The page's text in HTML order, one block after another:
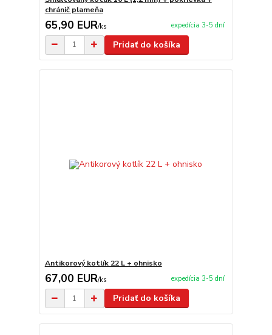
chránič plameňa
65,90 EUR/ks expedícia 3-5 dní
Pridať do košíka
Antikorový kotlík 22 L + ohnisko
67,00 EUR/ks expedícia 3-5 dní
Pridať do košíka